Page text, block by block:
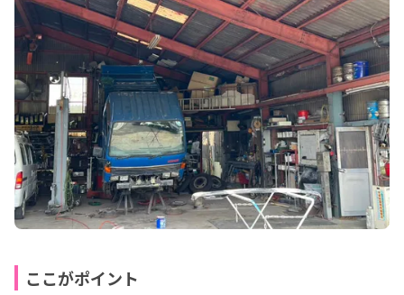
ここがポイント